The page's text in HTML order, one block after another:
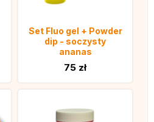
Set Fluo gel + Powder
dip - soczysty
ananas
75 zł